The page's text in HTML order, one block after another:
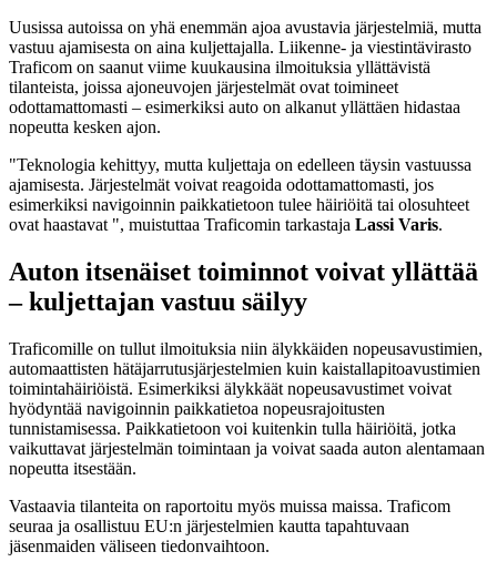
Uusissa autoissa on yhä enemmän ajoa avustavia järjestelmiä, mutta
vastuu ajamisesta on aina kuljettajalla. Liikenne- ja viestintävirasto
Traficom on saanut viime kuukausina ilmoituksia yllättävistä
tilanteista, joissa ajoneuvojen järjestelmät ovat toimineet
odottamattomasti – esimerkiksi auto on alkanut yllättäen hidastaa
nopeutta kesken ajon.
"Teknologia kehittyy, mutta kuljettaja on edelleen täysin vastuussa
ajamisesta. Järjestelmät voivat reagoida odottamattomasti, jos
esimerkiksi navigoinnin paikkatietoon tulee häiriöitä tai olosuhteet
ovat haastavat ", muistuttaa Traficomin tarkastaja Lassi Varis.
Auton itsenäiset toiminnot voivat yllättää
– kuljettajan vastuu säilyy
Traficomille on tullut ilmoituksia niin älykkäiden nopeusavustimien,
automaattisten hätäjarrutusjärjestelmien kuin kaistallapitoavustimien
toimintahäiriöistä. Esimerkiksi älykkäät nopeusavustimet voivat
hyödyntää navigoinnin paikkatietoa nopeusrajoitusten
tunnistamisessa. Paikkatietoon voi kuitenkin tulla häiriöitä, jotka
vaikuttavat järjestelmän toimintaan ja voivat saada auton alentamaan
nopeutta itsestään.
Vastaavia tilanteita on raportoitu myös muissa maissa. Traficom
seuraa ja osallistuu EU:n järjestelmien kautta tapahtuvaan
jäsenmaiden väliseen tiedonvaihtoon.